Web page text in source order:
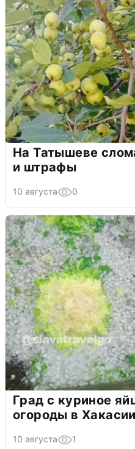
На Татышеве
и штрафы
10 августа 0
Град с куриное
огороды в Хакасии
10 августа 1